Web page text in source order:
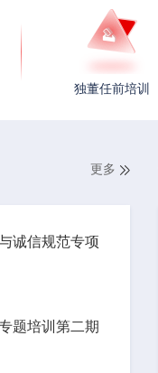
独董任前培训
更多
诚信规范专项
题培训第二期